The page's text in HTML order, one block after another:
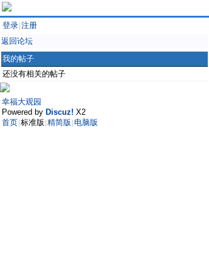
登录 注册
返回论坛
我的帖子
还没有相关的帖子
幸福大观园
Powered by Discuz! X2
首页 标准版 精简版 电脑版